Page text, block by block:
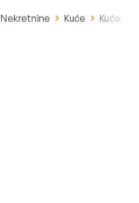
Nekretnine Kuće Kuća: